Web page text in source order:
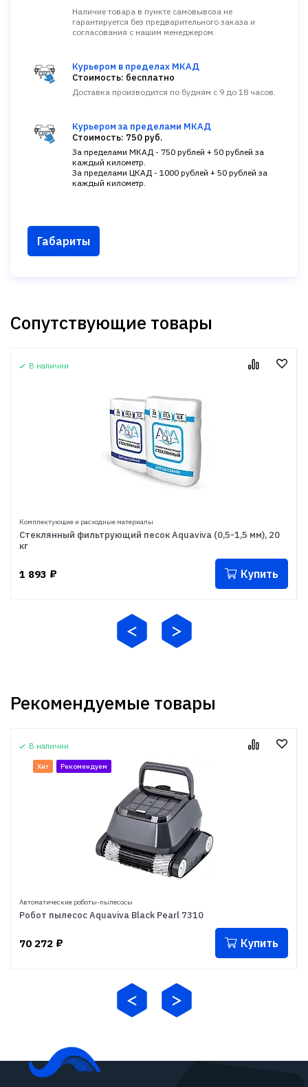
Наличие товара в пункте самовывоза не
гарантируется без предварительного заказа и
согласования с нашим менеджером.
Курьером в пределах МКАД
Стоимость: бесплатно
Доставка производится по будням с 9 до 18 часов.
Курьером за пределами МКАД
Стоимость: 750 руб.
За пределами МКАД - 750 рублей + 50 рублей за
каждый километр.
За пределами ЦКАД - 1000 рублей + 50 рублей за
каждый километр.
Габариты
Сопутствующие товары
В наличии
Комплектующие и расходные материалы
Стеклянный фильтрующий песок Aquaviva (0,5-1,5 мм), 20
кг
1 893 ₽ Купить
Рекомендуемые товары
В наличии
Хит Рекомендуем
Автоматические роботы-пылесосы
Робот пылесос Aquaviva Black Pearl 7310
70 272 ₽ Купить